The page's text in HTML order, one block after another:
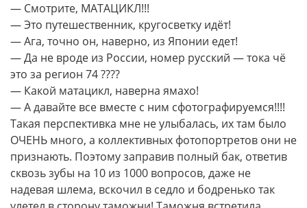
— Смотрите, МАТАЦИКЛ!!!
— Это путешественник, кругосветку идёт!
— Ага, точно он, наверно, из Японии едет!
— Да не вроде из России, номер русский — тока чё
это за регион 74 ????
— Какой матацикл, наверна ямахо!
— А давайте все вместе с ним сфотографируемся!!!!
Такая перспективка мне не улыбалась, их там было
ОЧЕНЬ много, а коллективных фотопортретов они не
признають. Поэтому заправив полный бак, ответив
сквозь зубы на 10 из 1000 вопросов, даже не
надевая шлема, вскочил в седло и бодренько так